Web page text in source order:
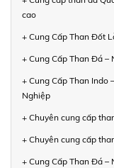
cao
+ Cung Cấp Than Đốt
+ Cung Cấp Than Đá –
+ Cung Cấp Than Indo
Nghiệp
+ Chuyên cung cấp
+ Chuyên cung cấp
+ Cung Cấp Than Đá –